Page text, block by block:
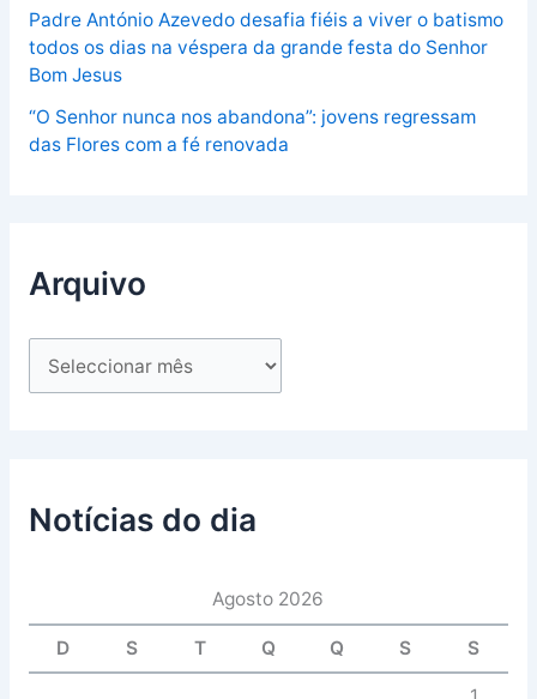
Padre António Azevedo desafia fiéis a viver o batismo
todos os dias na véspera da grande festa do Senhor
Bom Jesus
“O Senhor nunca nos abandona”: jovens regressam
das Flores com a fé renovada
Arquivo
Notícias do dia
Agosto 2026
D S T Q Q S S